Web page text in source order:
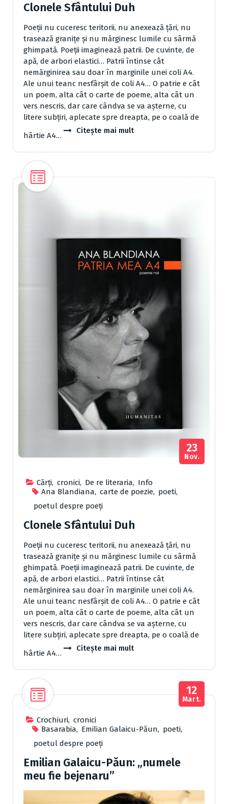
Clonele Sfântului Duh
Poeţii nu cuceresc teritorii, nu anexează ţări, nu
trasează graniţe şi nu mărginesc lumile cu sârmă
ghimpată. Poeţii imaginează patrii. De cuvinte, de
apă, de arbori elastici… Patrii întinse cât
nemărginirea sau doar în marginile unei coli A4.
Ale unui teanc nesfârşit de coli A4… O patrie e cât
un poem, alta cât o carte de poeme, alta cât un
vers nescris, dar care cândva se va aşterne, cu
litere subţiri, aplecate spre dreapta, pe o coală de
hârtie A4…
Citește mai mult
Cărţi, cronici, De re literaria, Info
Ana Blandiana, carte de poezie, poeti,
poetul despre poeți
23
Nov.
Clonele Sfântului Duh
Poeţii nu cuceresc teritorii, nu anexează ţări, nu
trasează graniţe şi nu mărginesc lumile cu sârmă
ghimpată. Poeţii imaginează patrii. De cuvinte, de
apă, de arbori elastici… Patrii întinse cât
nemărginirea sau doar în marginile unei coli A4.
Ale unui teanc nesfârşit de coli A4… O patrie e cât
un poem, alta cât o carte de poeme, alta cât un
vers nescris, dar care cândva se va aşterne, cu
litere subţiri, aplecate spre dreapta, pe o coală de
hârtie A4…
Citește mai mult
Crochiuri, cronici
Basarabia, Emilian Galaicu-Păun, poeti,
poetul despre poeți
12
Mart.
Emilian Galaicu-Păun: „numele
meu fie bejenaru”